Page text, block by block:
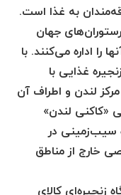
به غذا است.
جهان
را اداره می‌کنند. با
غذایی با
لندن و اطراف آن
«کاکنی لندن»
سیب‌زمینی در
خارج از مناطق
زنجیره‌ای کالای